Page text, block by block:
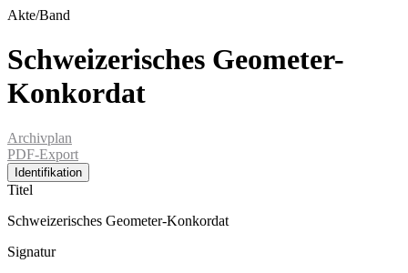
Akte/Band
Schweizerisches Geometer-
Konkordat
Archivplan
PDF-Export
Identifikation
Titel
Schweizerisches Geometer-Konkordat
Signatur